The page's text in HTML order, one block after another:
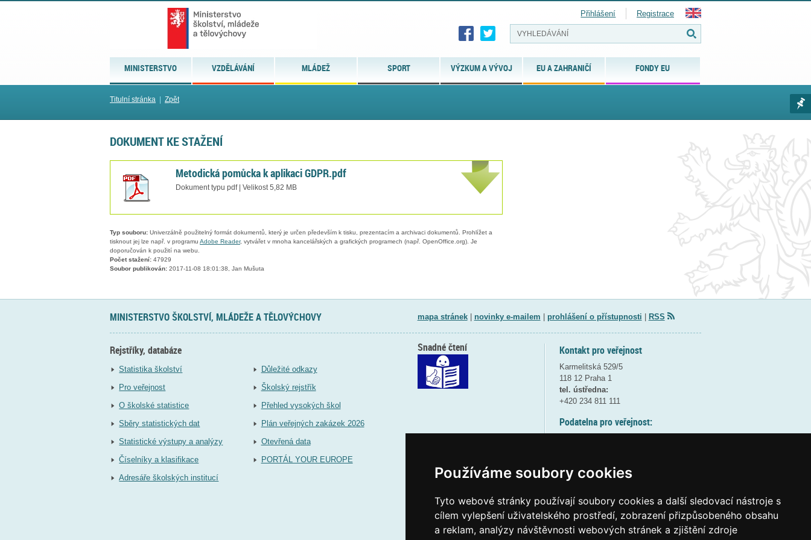
Používáme soubory cookies
Tyto webové stránky používají soubory cookies a další sledovací nástroje s
cílem vylepšení uživatelského prostředí, zobrazení přizpůsobeného obsahu
a reklam, analýzy návštěvnosti webových stránek a zjištění zdroje
MINISTERSTVO VZDĚLÁVÁNÍ MLÁDEŽ SPORT VÝZKUM A VÝVOJ EU A ZAHRANIČÍ FONDY EU
Přihlášení Registrace
Titulní stránka Zpět
DOKUMENT KE STAŽENÍ
Metodická pomůcka k aplikaci GDPR.pdf
Dokument typu pdf | Velikost 5,82 MB
Typ souboru: Univerzálně použitelný formát dokumentů, který je určen především k tisku, prezentacím a archivaci dokumentů. Prohlížet a
tisknout jej lze např. v programu Adobe Reader, vytvářet v mnoha kancelářských a grafických programech (např. OpenOffice.org). Je
doporučován k použití na webu.
Počet stažení: 47929
Soubor publikován: 2017-11-08 18:01:38, Jan Mušuta
MINISTERSTVO ŠKOLSTVÍ, MLÁDEŽE A TĚLOVÝCHOVY mapa stránek| novinky e-mailem prohlášení o přístupnosti RSS
Rejstříky, databáze
Statistika školství
Pro veřejnost
O školské statistice
Sběry statistických dat
Statistické výstupy a analýzy
Číselníky a klasifikace
Adresáře školských institucí
Důležité odkazy
Školský rejstřík
Přehled vysokých škol
Plán veřejných zakázek 2026
Otevřená data
PORTÁL YOUR EUROPE
Kontakt pro veřejnost
Karmelitská 529/5
118 12 Praha 1
tel. ústředna:
+420 234 811 111
Podatelna pro veřejnost:
(více informací
Elektronická podatelna:
posta@msmtgov cz
Snadné čtení